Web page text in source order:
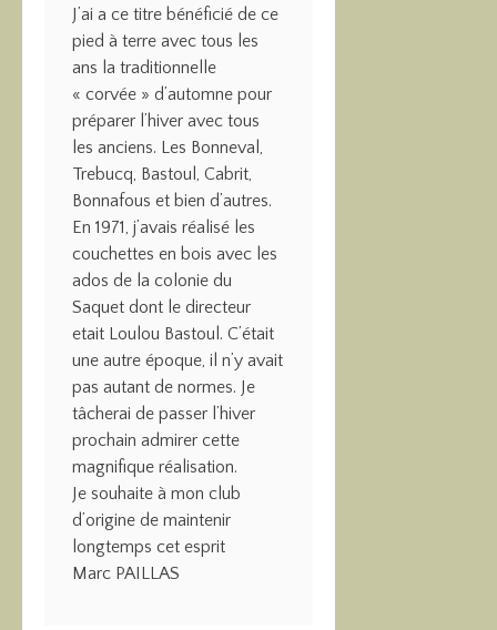
J’ai a ce titre bénéficié de ce
pied à terre avec tous les
ans la traditionnelle
« corvée » d’automne pour
préparer l’hiver avec tous
les anciens. Les Bonneval,
Trebucq, Bastoul, Cabrit,
Bonnafous et bien d’autres.
En 1971, j’avais réalisé les
couchettes en bois avec les
ados de la colonie du
Saquet dont le directeur
etait Loulou Bastoul. C’était
une autre époque, il n’y avait
pas autant de normes. Je
tâcherai de passer l’hiver
prochain admirer cette
magnifique réalisation.
Je souhaite à mon club
d’origine de maintenir
longtemps cet esprit
Marc PAILLAS